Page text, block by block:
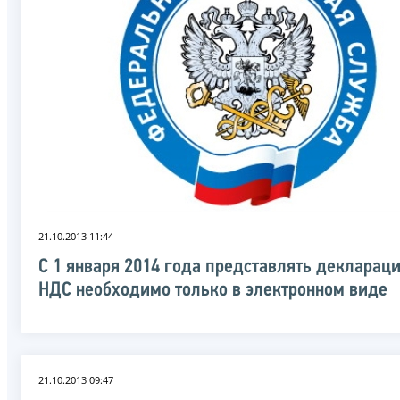
21.10.2013 11:44
С 1 января 2014 года представлять
НДС необходимо только в электронном виде
21.10.2013 09:47